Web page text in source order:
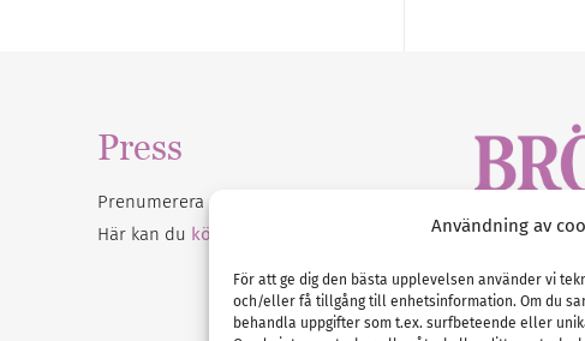
Användning av
För att ge dig den bästa upplevelsen använder vi
och/eller få tillgång till enhetsinformation. Om du
behandla uppgifter som t.ex. surfbeteende eller
Press
Prenumerera på vårt
Här kan du köpa Bröllopsmagasinet
Tel :0522-68
E-post: